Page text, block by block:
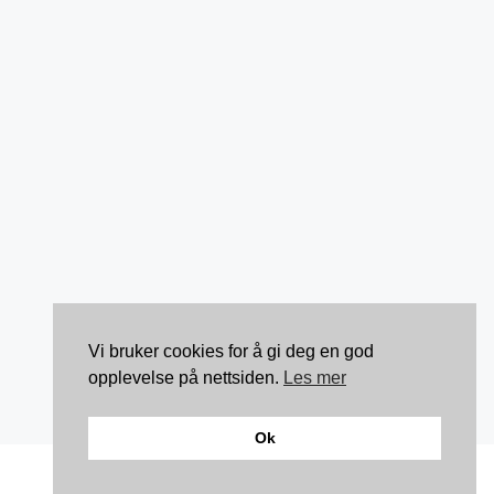
Vi bruker cookies for å gi deg en god
opplevelse på nettsiden. Les mer
Ok